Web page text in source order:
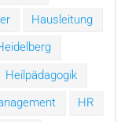
Hausleitung
Heilpädagogik
HR